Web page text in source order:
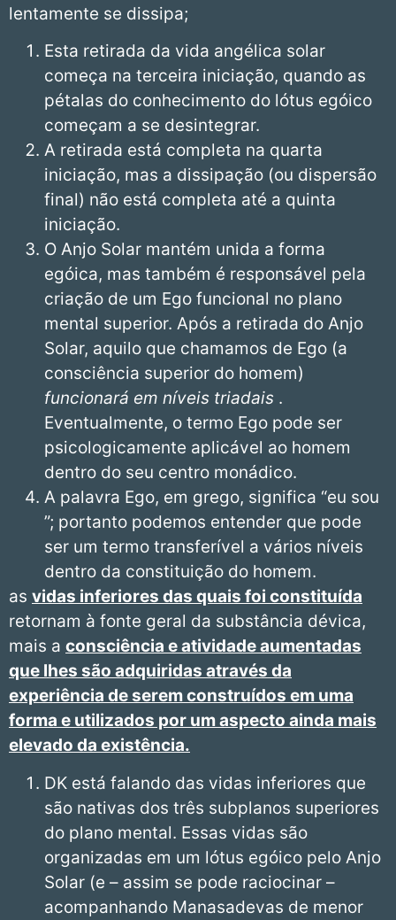
lentamente se dissipa;
Esta retirada da vida angélica solar
começa na terceira iniciação, quando as
pétalas do conhecimento do lótus egóico
começam a se desintegrar.
A retirada está completa na quarta
iniciação, mas a dissipação (ou dispersão
final) não está completa até a quinta
iniciação.
O Anjo Solar mantém unida a forma
egóica, mas também é responsável pela
criação de um Ego funcional no plano
mental superior. Após a retirada do Anjo
Solar, aquilo que chamamos de Ego (a
consciência superior do homem)
funcionará em níveis triadais .
Eventualmente, o termo Ego pode ser
psicologicamente aplicável ao homem
dentro do seu centro monádico.
A palavra Ego, em grego, significa “eu sou
”; portanto podemos entender que pode
ser um termo transferível a vários níveis
dentro da constituição do homem.
as vidas inferiores das quais foi constituída
retornam à fonte geral da substância dévica,
mais a consciência e atividade aumentadas
que lhes são adquiridas através da
experiência de serem construídos em uma
forma e utilizados por um aspecto ainda mais
elevado da existência.
DK está falando das vidas inferiores que
são nativas dos três subplanos superiores
do plano mental. Essas vidas são
organizadas em um lótus egóico pelo Anjo
Solar (e – assim se pode raciocinar –
acompanhando Manasadevas de menor